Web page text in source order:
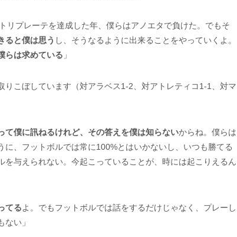
リプレーテを達成した年、僕らはアノエタで負けた。でもそ
ると僕は思う し、そうなるように出来ることをやっていくよ。
らは求めている 」
こぼしています（対アラベス1-2、対アトレティコ1-1、対マ
て僕に訊ねるけれど、その答えを僕は知らないからね。僕らは
、フットボルでは常に100%とはいかないし、いつも勝てる
与えられない。今起こっていることが、時には起こりえるん
てるよ。でもフットボルでは話をするだけじゃなく、プレーし
い」